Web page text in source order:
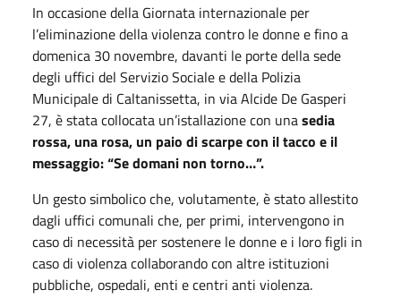
In occasione della Giornata internazionale per
l’eliminazione della violenza contro le donne e fino a
domenica 30 novembre, davanti le porte della sede
degli uffici del Servizio Sociale e della Polizia
Municipale di Caltanissetta, in via Alcide De Gasperi
27, è stata collocata un’istallazione con unasedia
rossa, una rosa, un paio di scarpe con il tacco e il
messaggio: “Se domani non torno…”.
Un gesto simbolico che, volutamente, è stato allestito
dagli uffici comunali che, per primi, intervengono in
caso di necessità per sostenere le donne e i loro figli in
caso di violenza collaborando con altre istituzioni
pubbliche, ospedali, enti e centri anti violenza.